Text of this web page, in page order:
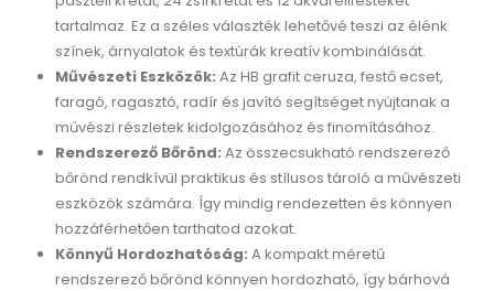
tartalmaz. Ez a széles választék lehetővé teszi az élénk
színek, árnyalatok és textúrák kreatív kombinálását.
Művészeti Eszközök: Az HB grafit ceruza, festő ecset,
faragó, ragasztó, radír és javító segítséget nyújtanak a
művészi részletek kidolgozásához és finomításához.
Rendszerező Bőrönd: Az összecsukható rendszerező
bőrönd rendkívül praktikus és stílusos tároló a művészeti
eszközök számára. Így mindig rendezetten és könnyen
hozzáférhetően tarthatod azokat.
Könnyű Hordozhatóság: A kompakt méretű
rendszerező bőrönd könnyen hordozható, így bárhová